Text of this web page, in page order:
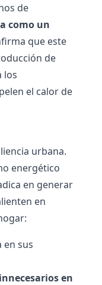
de
como un
que este
de
los
el calor de
urbana.
energético
en generar
en
en sus
en